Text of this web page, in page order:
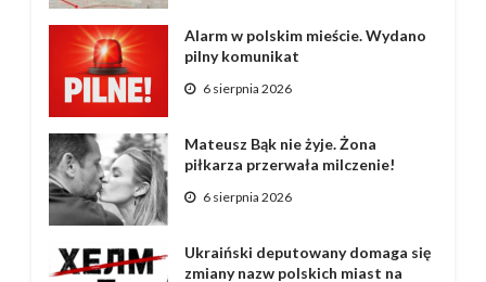
Alarm w polskim mieście. Wydano
pilny komunikat
6 sierpnia 2026
Mateusz Bąk nie żyje. Żona
piłkarza przerwała milczenie!
6 sierpnia 2026
Ukraiński deputowany domaga się
zmiany nazw polskich miast na